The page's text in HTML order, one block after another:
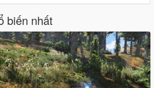
biến nhất